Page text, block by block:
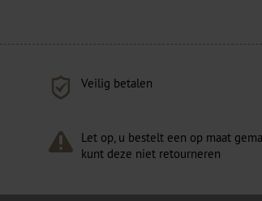
Veilig betalen
Let op, u bestelt een op maat
kunt deze niet retourneren